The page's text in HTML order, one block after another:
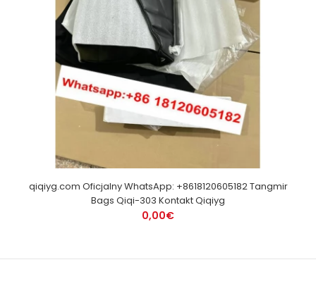
qiqiyg.com Oficjalny WhatsApp: +8618120605182 Tangmir
Bags Qiqi-303 Kontakt Qiqiyg
0,00€